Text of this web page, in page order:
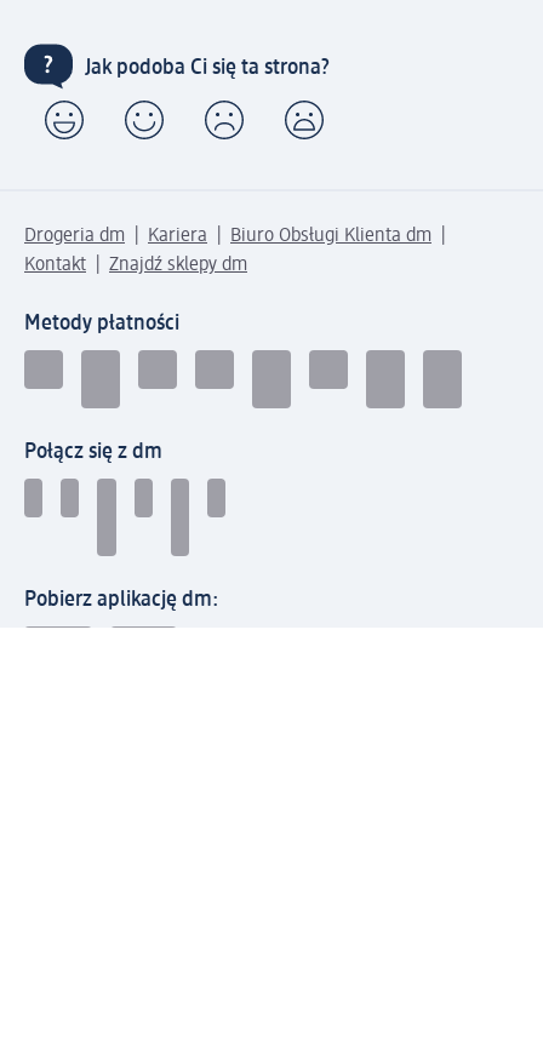
Jak podoba Ci się ta strona?
Drogeria dm Kariera
Biuro Obsługi Klienta dm
Kontakt
Znajdź sklepy dm
Metody płatności
Połącz się z dm
Pobierz aplikację dm: